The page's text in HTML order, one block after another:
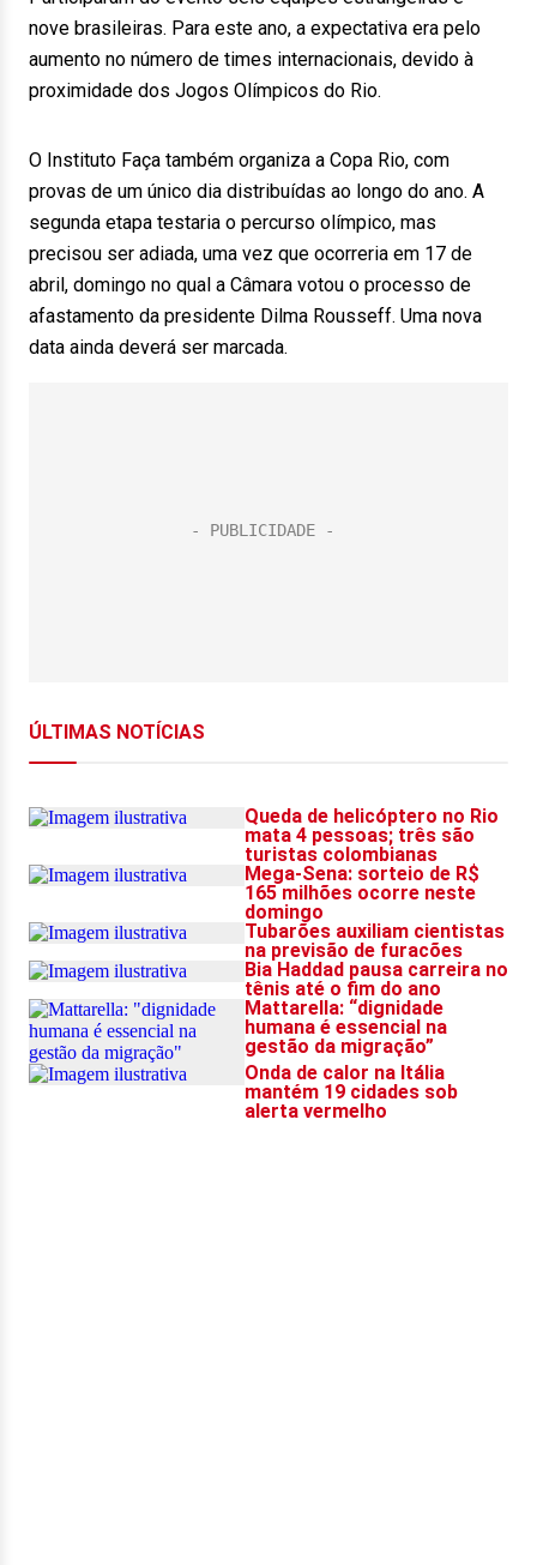
nove brasileiras. Para este ano, a expectativa era pelo
aumento no número de times internacionais, devido à
proximidade dos Jogos Olímpicos do Rio.
O Instituto Faça também organiza a Copa Rio, com
provas de um único dia distribuídas ao longo do ano. A
segunda etapa testaria o percurso olímpico, mas
precisou ser adiada, uma vez que ocorreria em 17 de
abril, domingo no qual a Câmara votou o processo de
afastamento da presidente Dilma Rousseff. Uma nova
data ainda deverá ser marcada.